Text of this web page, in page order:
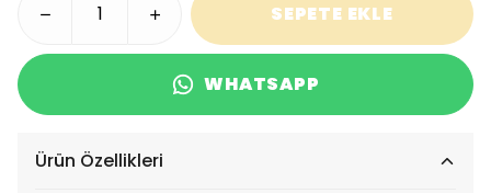
SEPETE EKLE
WHATSAPP
Ürün Özellikleri